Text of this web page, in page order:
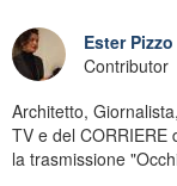
Ester Pizzo
Contributor
Architetto,
TV e del CORRIERE
la trasmissione